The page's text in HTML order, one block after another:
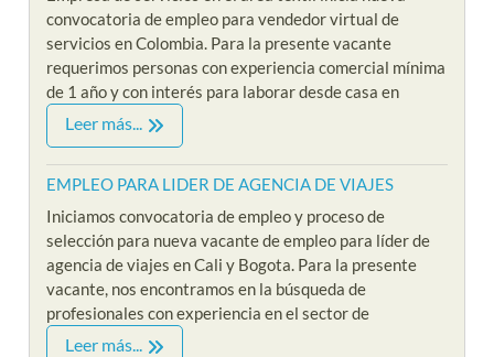
convocatoria de empleo para vendedor virtual de
servicios en Colombia. Para la presente vacante
requerimos personas con experiencia comercial mínima
de 1 año y con interés para laborar desde casa en
Leer más...
EMPLEO PARA LIDER DE AGENCIA DE VIAJES
Iniciamos convocatoria de empleo y proceso de
selección para nueva vacante de empleo para líder de
agencia de viajes en Cali y Bogota. Para la presente
vacante, nos encontramos en la búsqueda de
profesionales con experiencia en el sector de
Leer más...